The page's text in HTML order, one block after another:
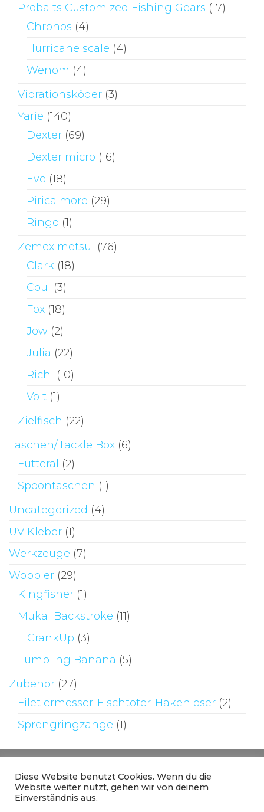
Probaits Customized Fishing Gears (17)
Chronos (4)
Hurricane scale (4)
Wenom (4)
Vibrationsköder (3)
Yarie (140)
Dexter (69)
Dexter micro (16)
Evo (18)
Pirica more (29)
Ringo (1)
Zemex metsui (76)
Clark (18)
Coul (3)
Fox (18)
Jow (2)
Julia (22)
Richi (10)
Volt (1)
Zielfisch (22)
Taschen/Tackle Box (6)
Futteral (2)
Spoontaschen (1)
Uncategorized (4)
UV Kleber (1)
Werkzeuge (7)
Wobbler (29)
Kingfisher (1)
Mukai Backstroke (11)
T CrankUp (3)
Tumbling Banana (5)
Zubehör (27)
Filetiermesser-Fischtöter-Hakenlöser (2)
Sprengringzange (1)
Diese Website benutzt Cookies. Wenn du die
Website weiter nutzt, gehen wir von deinem
Einverständnis aus.